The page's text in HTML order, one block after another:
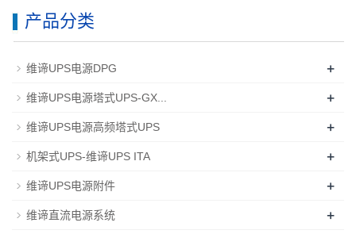
产品分类
维谛UPS电源DPG +
维谛UPS电源塔式UPS-GX... +
维谛UPS电源高频塔式UPS +
机架式UPS-维谛UPS ITA +
维谛UPS电源附件 +
维谛直流电源系统 +